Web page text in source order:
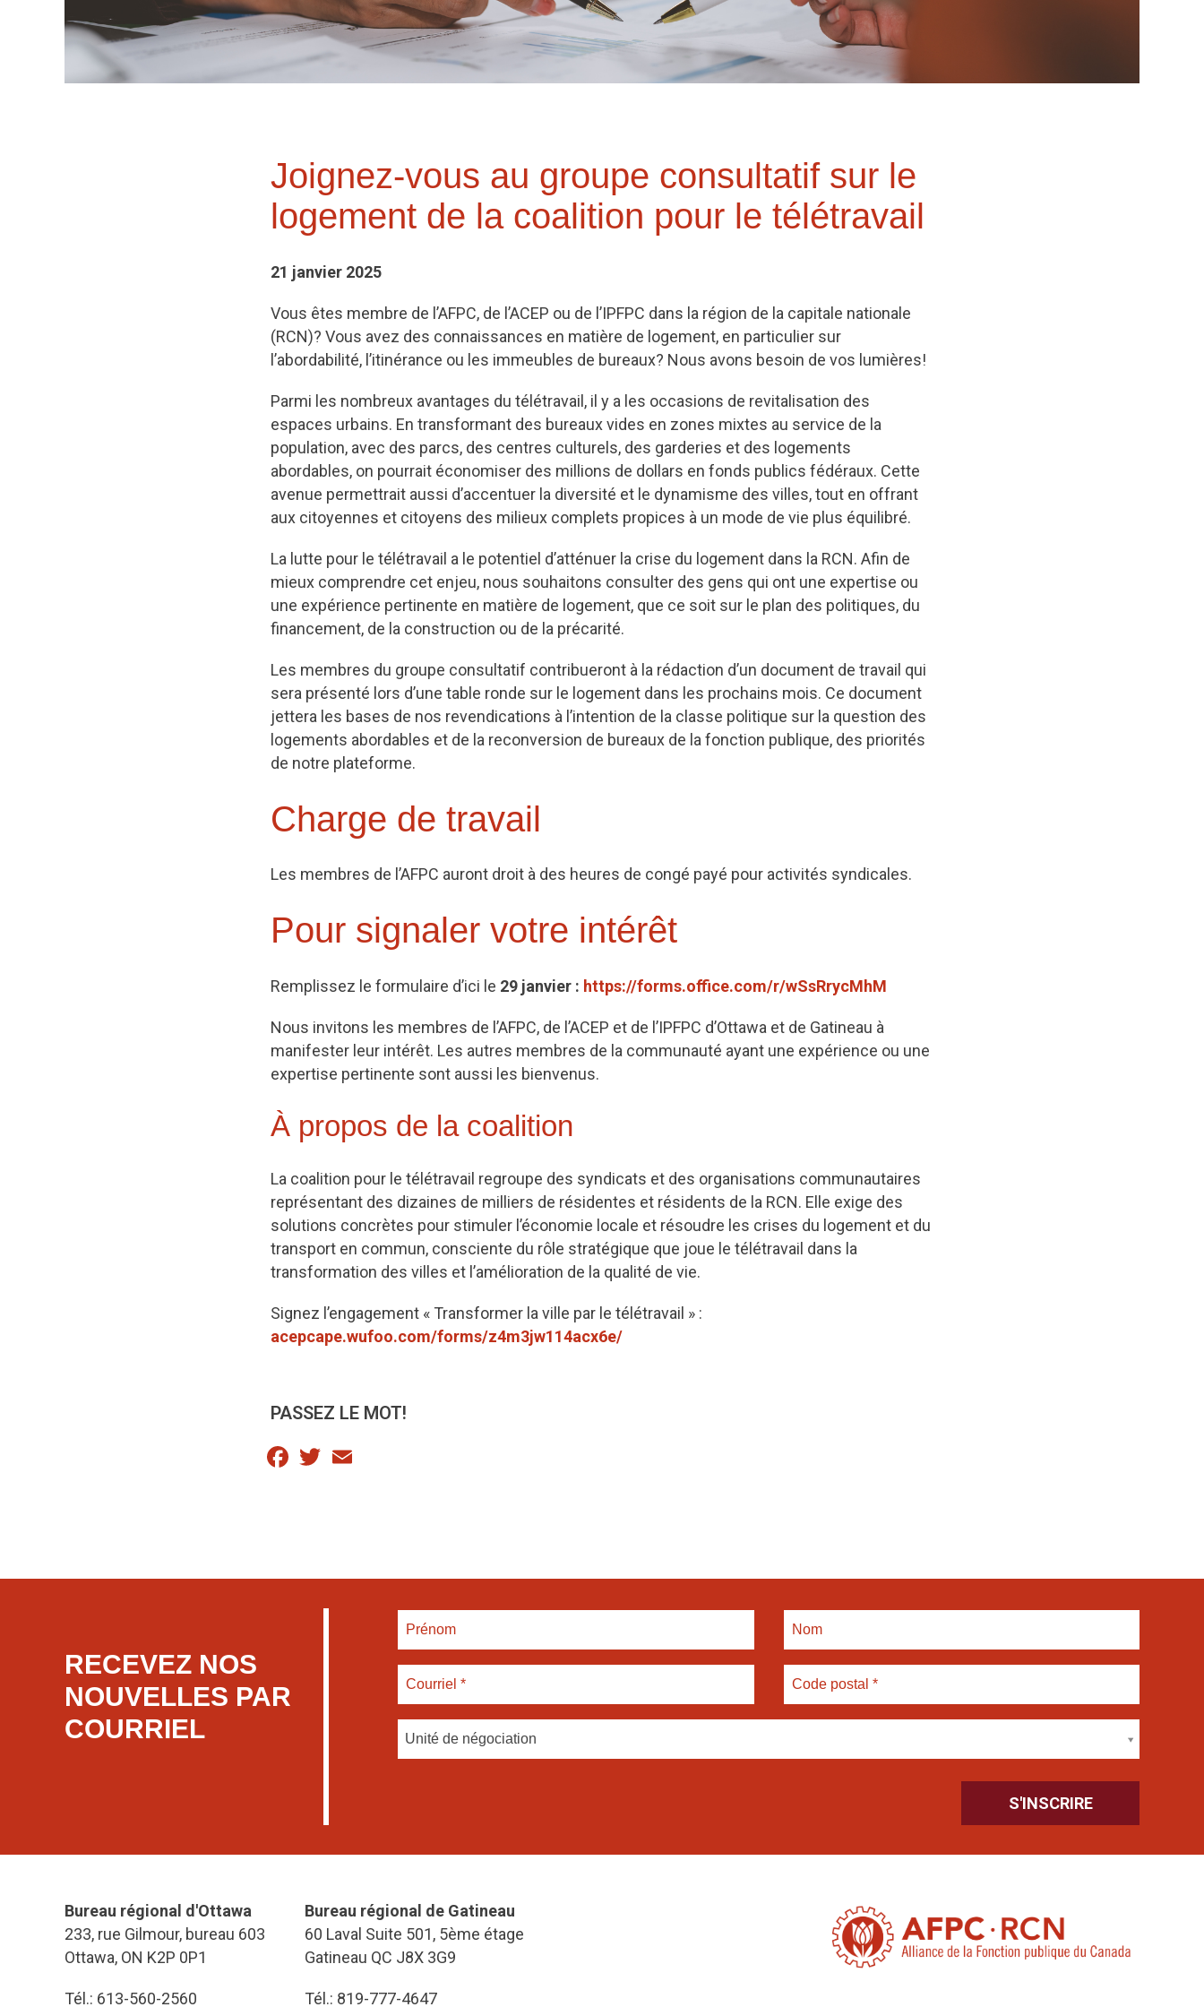
Joignez-vous au groupe consultatif sur le
logement de la coalition pour le télétravail
21 janvier 2025
Vous êtes membre de l’AFPC, de l’ACEP ou de l’IPFPC dans la région de la capitale nationale
(RCN)? Vous avez des connaissances en matière de logement, en particulier sur
l’abordabilité, l’itinérance ou les immeubles de bureaux? Nous avons besoin de vos lumières!
Parmi les nombreux avantages du télétravail, il y a les occasions de revitalisation des
espaces urbains. En transformant des bureaux vides en zones mixtes au service de la
population, avec des parcs, des centres culturels, des garderies et des logements
abordables, on pourrait économiser des millions de dollars en fonds publics fédéraux. Cette
avenue permettrait aussi d’accentuer la diversité et le dynamisme des villes, tout en offrant
aux citoyennes et citoyens des milieux complets propices à un mode de vie plus équilibré.
La lutte pour le télétravail a le potentiel d’atténuer la crise du logement dans la RCN. Afin de
mieux comprendre cet enjeu, nous souhaitons consulter des gens qui ont une expertise ou
une expérience pertinente en matière de logement, que ce soit sur le plan des politiques, du
financement, de la construction ou de la précarité.
Les membres du groupe consultatif contribueront à la rédaction d’un document de travail qui
sera présenté lors d’une table ronde sur le logement dans les prochains mois. Ce document
jettera les bases de nos revendications à l’intention de la classe politique sur la question des
logements abordables et de la reconversion de bureaux de la fonction publique, des priorités
de notre plateforme.
Charge de travail
Les membres de l’AFPC auront droit à des heures de congé payé pour activités syndicales.
Pour signaler votre intérêt
Remplissez le formulaire d’ici le 29 janvier : https://forms.office.com/r/wSsRrycMhM
Nous invitons les membres de l’AFPC, de l’ACEP et de l’IPFPC d’Ottawa et de Gatineau à
manifester leur intérêt. Les autres membres de la communauté ayant une expérience ou une
expertise pertinente sont aussi les bienvenus.
À propos de la coalition
La coalition pour le télétravail regroupe des syndicats et des organisations communautaires
représentant des dizaines de milliers de résidentes et résidents de la RCN. Elle exige des
solutions concrètes pour stimuler l’économie locale et résoudre les crises du logement et du
transport en commun, consciente du rôle stratégique que joue le télétravail dans la
transformation des villes et l’amélioration de la qualité de vie.
Signez l’engagement « Transformer la ville par le télétravail » :
acepcape.wufoo.com/forms/z4m3jw114acx6e/
PASSEZ LE MOT!
Facebook
Twitter
RECEVEZ NOS
NOUVELLES PAR
COURRIEL
Unité de négociation
Bureau régional d'Ottawa
233, rue Gilmour, bureau 603
Ottawa, ON K2P 0P1
Tél.: 613-560-2560
Bureau régional de Gatineau
60 Laval Suite 501, 5ème étage
Gatineau QC J8X 3G9
Tél.: 819-777-4647